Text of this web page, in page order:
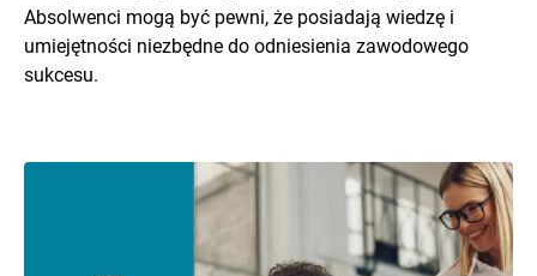
Absolwenci mogą być pewni, że posiadają wiedzę i
umiejętności niezbędne do odniesienia zawodowego
sukcesu.